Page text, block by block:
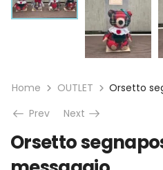
Home OUTLET
Orsetto
Prev
Next
Orsetto